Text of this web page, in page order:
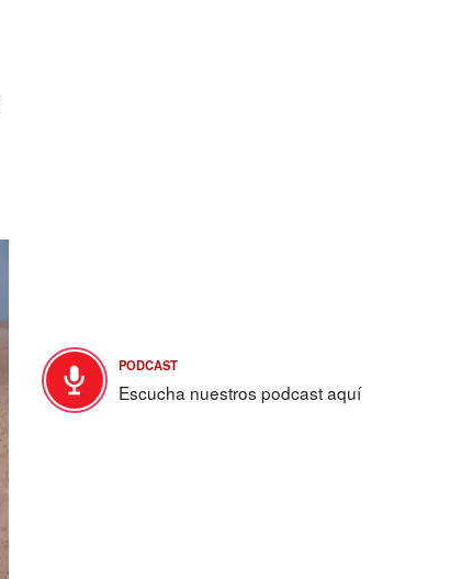
PODCAST
Escucha nuestros podcast aquí